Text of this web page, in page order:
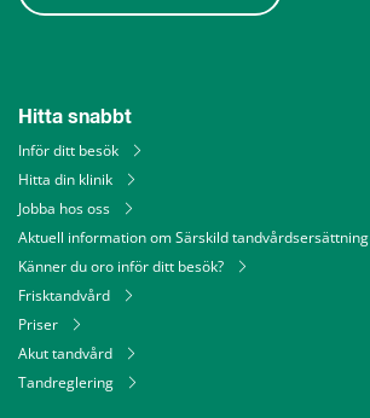
Hitta snabbt
Inför ditt besök
Hitta din klinik
Jobba hos oss
Aktuell information om Särskild tandvårdsersättning
Känner du oro inför ditt besök?
Frisktandvård
Priser
Akut tandvård
Tandreglering